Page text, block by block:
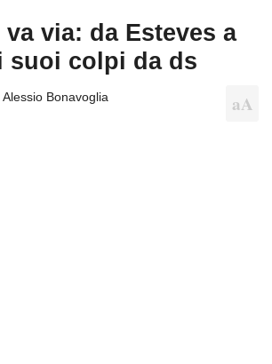
va via: da Esteves a
suoi colpi da ds
Alessio Bonavoglia